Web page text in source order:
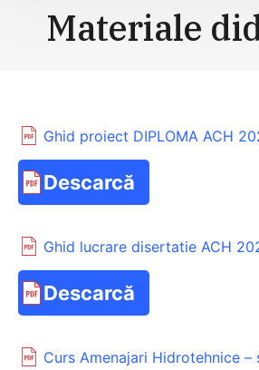
conținutMateriale
Ghid proiect DIPLOMA ACH
Descarcă
Ghid lucrare disertatie ACH
Descarcă
Curs Amenajari Hidrotehnice –